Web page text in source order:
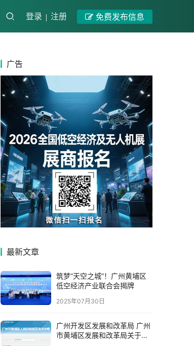
登录 注册 免费发布信息
广告
最新文章
筑梦“天空之城”！广州黄埔区
低空经济产业联合会揭牌
2025年07月30日
广州开发区发展和改革局 广州
市黄埔区发展和改革局关于印